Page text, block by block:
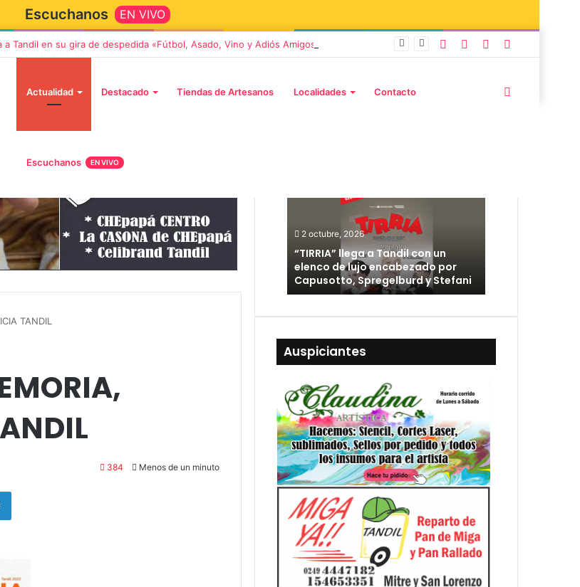
Escuchanos EN VIVO
Tandil en su gira de despedida «Fútbol, Asado, Vino y Adiós Amigos»
Actualidad Destacado Tiendas de Artesanos Localidades Contacto
Escuchanos EN VIVO
TANDIL
384 Menos de un minuto
5 octubre, 2026
Die Toten Hosen llega a Tandil en
su gira de despedida «Fútbol,
2 octubre, 2026
“TIRRIA” llega a Tandil con un
elenco de lujo encabezado por
Capusotto, Spregelburd y Stefani
Auspiciantes